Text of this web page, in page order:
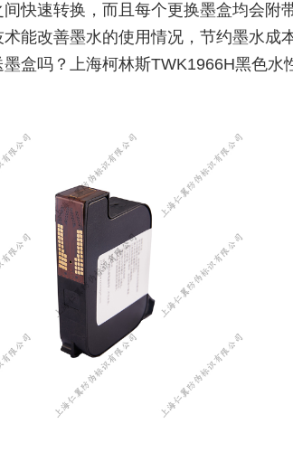
快速转换，而且每个更换墨盒均会附
术能改善墨水的使用情况，节约墨水
盒吗？上海柯林斯TWK1966H黑色水